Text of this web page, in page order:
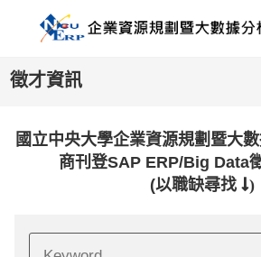
徵才資訊
國立中央大學企業資源規劃暨大
商刊登SAP ERP/Big Data
(以職缺尋找
)